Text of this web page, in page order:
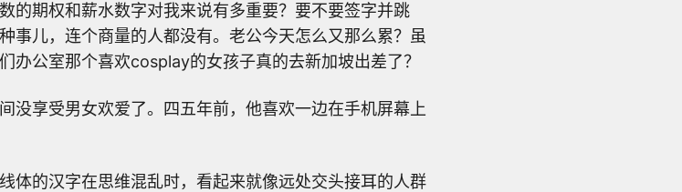
的期权和薪水数字对我来说有多重要？要不要签字并跳
事儿，连个商量的人都没有。老公今天怎么又那么累？虽
办公室那个喜欢cosplay的女孩子真的去新加坡出差了？
没享受男女欢爱了。四五年前，他喜欢一边在手机屏幕上
体的汉字在思维混乱时，看起来就像远处交头接耳的人群